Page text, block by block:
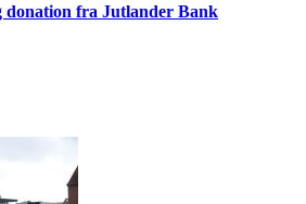
donation fra Jutlander Bank